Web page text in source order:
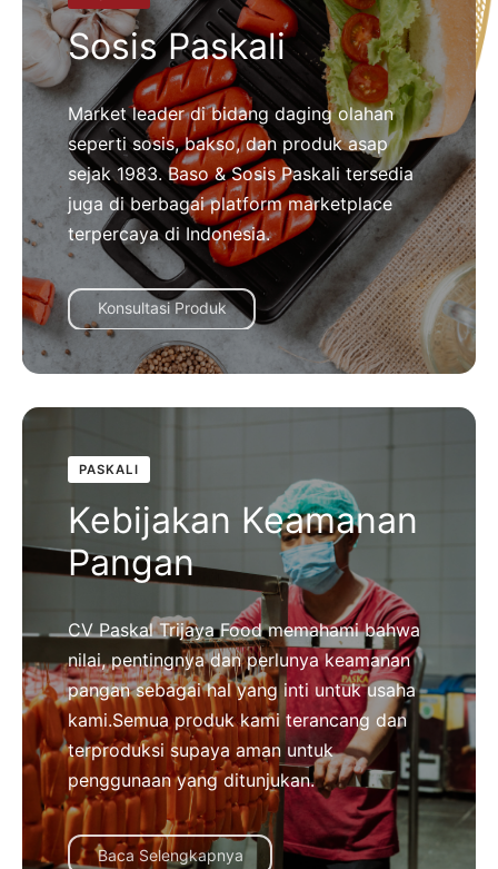
Sosis Paskali
Market leader di bidang daging olahan
seperti sosis, bakso, dan produk asap
sejak 1983. Baso & Sosis Paskali tersedia
juga di berbagai platform marketplace
terpercaya di Indonesia.
Konsultasi Produk
PASKALI
Kebijakan Keamanan
Pangan
CV Paskal Trijaya Food memahami bahwa
nilai, pentingnya dan perlunya keamanan
pangan sebagai hal yang inti untuk usaha
kami.Semua produk kami terancang dan
terproduksi supaya aman untuk
penggunaan yang ditunjukan.
Baca Selengkapnya